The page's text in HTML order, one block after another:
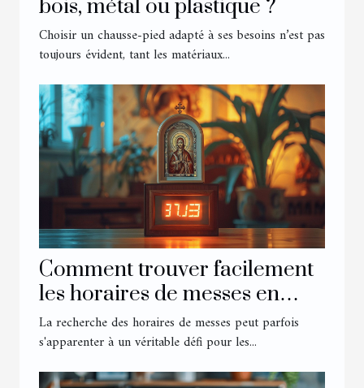
bois, métal ou plastique ?
Choisir un chausse-pied adapté à ses besoins n’est pas
toujours évident, tant les matériaux...
Comment trouver facilement
les horaires de messes en
ligne
La recherche des horaires de messes peut parfois
s'apparenter à un véritable défi pour les...